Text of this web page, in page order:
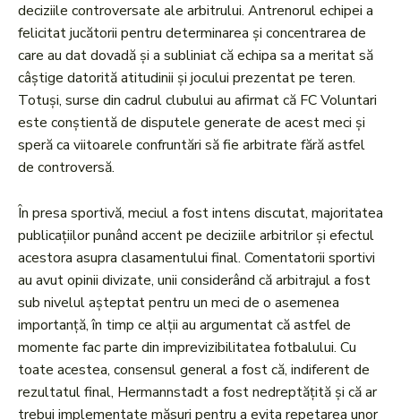
deciziile controversate ale arbitrului. Antrenorul echipei a
felicitat jucătorii pentru determinarea și concentrarea de
care au dat dovadă și a subliniat că echipa sa a meritat să
câștige datorită atitudinii și jocului prezentat pe teren.
Totuși, surse din cadrul clubului au afirmat că FC Voluntari
este conștientă de disputele generate de acest meci și
speră ca viitoarele confruntări să fie arbitrate fără astfel
de controversă.
În presa sportivă, meciul a fost intens discutat, majoritatea
publicațiilor punând accent pe deciziile arbitrilor și efectul
acestora asupra clasamentului final. Comentatorii sportivi
au avut opinii divizate, unii considerând că arbitrajul a fost
sub nivelul așteptat pentru un meci de o asemenea
importanță, în timp ce alții au argumentat că astfel de
momente fac parte din imprevizibilitatea fotbalului. Cu
toate acestea, consensul general a fost că, indiferent de
rezultatul final, Hermannstadt a fost nedreptățită și că ar
trebui implementate măsuri pentru a evita repetarea unor